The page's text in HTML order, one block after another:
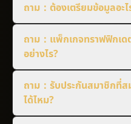
ถาม：ต้องเตรียมข้อมูลอะ
ถาม：แพ็กเกจทราฟฟิกเ
อย่างไร?
ถาม：รับประกันสมาชิกที่ส
ได้ไหม?